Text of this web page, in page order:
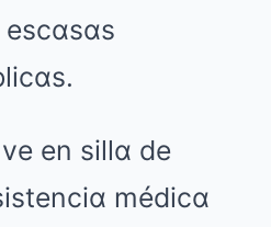
escαsαs
en sillα de
médicα